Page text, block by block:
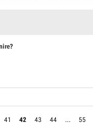
41 42 43 44 … 55